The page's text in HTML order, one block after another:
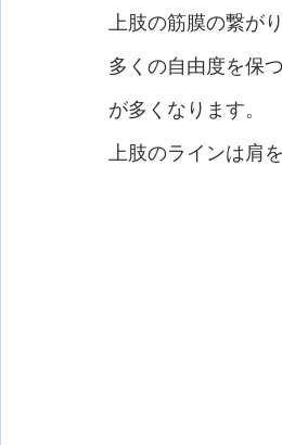
上肢の筋膜の繋が
多くの自由度を保
が多くなります。
上肢のラインは肩